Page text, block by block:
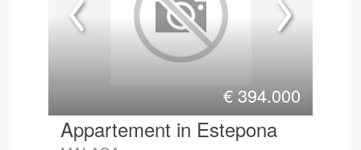
€394.000
Appartement in Estepona